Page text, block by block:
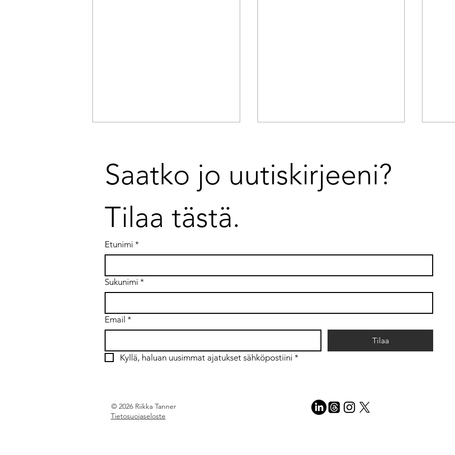
Strategiat kaatuvat
Saatko jo uutiskirjeeni?
Tilaa tästä.
Etunimi *
Sukunimi *
Email *
Tilaa
Kyllä, haluan uusimmat ajatukset sähköpostiini *
© 2026 Riikka Tanner
Tietosuojaseloste